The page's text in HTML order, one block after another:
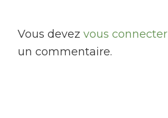
Vous devez vous connecter
un commentaire.